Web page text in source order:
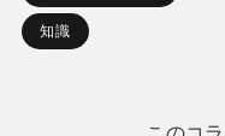
知識